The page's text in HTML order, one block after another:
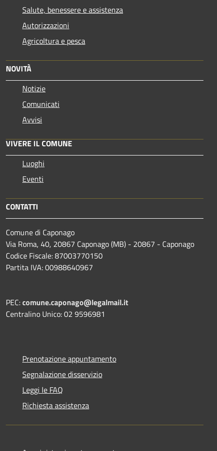
Salute, benessere e assistenza
Autorizzazioni
Agricoltura e pesca
NOVITÀ
Notizie
Comunicati
Avvisi
VIVERE IL COMUNE
Luoghi
Eventi
CONTATTI
Comune di Caponago
Via Roma, 40, 20867 Caponago (MB) - 20867 - Caponago
Codice Fiscale: 87003770150
Partita IVA: 00988640967
PEC:comune.caponago@legalmail.it
Centralino Unico: 02 9596981
Prenotazione appuntamento
Segnalazione disservizio
Leggi le FAQ
Richiesta assistenza